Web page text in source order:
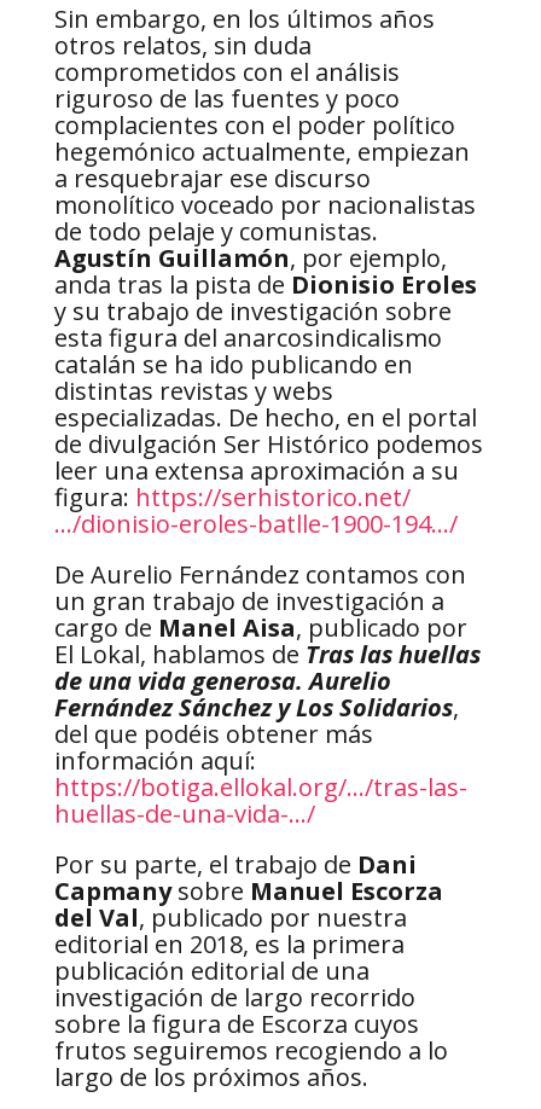
Sin embargo, en los últimos años
otros relatos, sin duda
comprometidos con el análisis
riguroso de las fuentes y poco
complacientes con el poder político
hegemónico actualmente, empiezan
a resquebrajar ese discurso
monolítico voceado por nacionalistas
de todo pelaje y comunistas.
Agustín Guillamón, por ejemplo,
anda tras la pista de Dionisio Eroles
y su trabajo de investigación sobre
esta figura del anarcosindicalismo
catalán se ha ido publicando en
distintas revistas y webs
especializadas. De hecho, en el portal
de divulgación Ser Histórico podemos
leer una extensa aproximación a su
figura: https://serhistorico.net/
…/dionisio-eroles-batlle-1900-194…/
De Aurelio Fernández contamos con
un gran trabajo de investigación a
cargo de Manel Aisa, publicado por
El Lokal, hablamos de Tras las huellas
de una vida generosa. Aurelio
Fernández Sánchez y Los Solidarios,
del que podéis obtener más
información aquí:
https://botiga.ellokal.org/…/tras-las-
huellas-de-una-vida-…/
Por su parte, el trabajo de Dani
Capmanysobre Manuel Escorza
del Val, publicado por nuestra
editorial en 2018, es la primera
publicación editorial de una
investigación de largo recorrido
sobre la figura de Escorza cuyos
frutos seguiremos recogiendo a lo
largo de los próximos años.